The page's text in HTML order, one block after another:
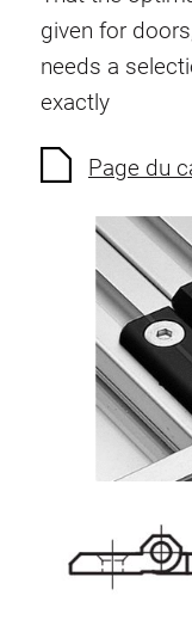
Ecrous
Éléments
Conduites
Eléments
Charnières
Ferrure
Éléments
Éléments
Elément
Colonne
Système de
given for
needs a
exactly
Page du